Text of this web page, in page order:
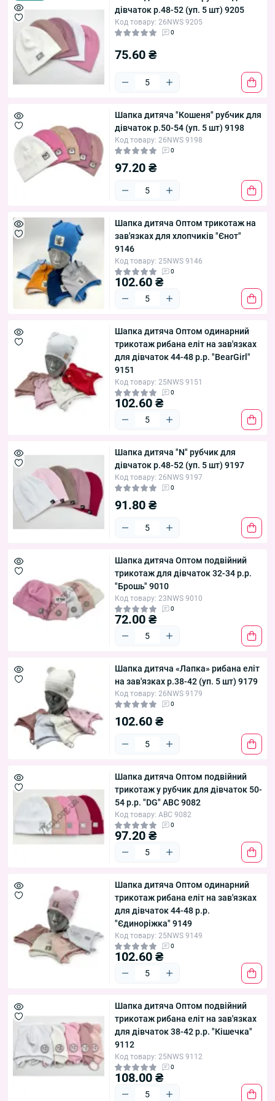
дівчаток р.48-52 (уп. 5 шт) 9205
Код товару: 26NWS 9205
0
75.60 ₴
Шапка дитяча "Кошеня" рубчик для
дівчаток р.50-54 (уп. 5 шт) 9198
Код товару: 26NWS 9198
0
97.20 ₴
Шапка дитяча Оптом трикотаж на
зав'язках для хлопчиків "Єнот"
9146
Код товару: 25NWS 9146
0
102.60 ₴
Шапка дитяча Оптом одинарний
трикотаж рибана еліт на зав'язках
для дівчаток 44-48 р.р. "BearGirl"
9151
Код товару: 25NWS 9151
0
102.60 ₴
Шапка дитяча "N" рубчик для
дівчаток р.48-52 (уп. 5 шт) 9197
Код товару: 26NWS 9197
0
91.80 ₴
Шапка дитяча Оптом подвійний
трикотаж для дівчаток 32-34 р.р.
"Брошь" 9010
Код товару: 23NWS 9010
0
72.00 ₴
Шапка дитяча «Лапка» рибана еліт
на зав'язках р.38-42 (уп. 5 шт) 9179
Код товару: 26NWS 9179
0
102.60 ₴
Шапка дитяча Оптом подвійний
трикотаж у рубчик для дівчаток 50-
54 р.р. "DG" ABC 9082
Код товару: ABC 9082
0
97.20 ₴
Шапка дитяча Оптом одинарний
трикотаж рибана еліт на зав'язках
для дівчаток 44-48 р.р.
"Єдиноріжка" 9149
Код товару: 25NWS 9149
0
102.60 ₴
Шапка дитяча Оптом подвійний
трикотаж рибана еліт на зав'язках
для дівчаток 38-42 р.р. "Кішечка"
9112
Код товару: 25NWS 9112
0
108.00 ₴